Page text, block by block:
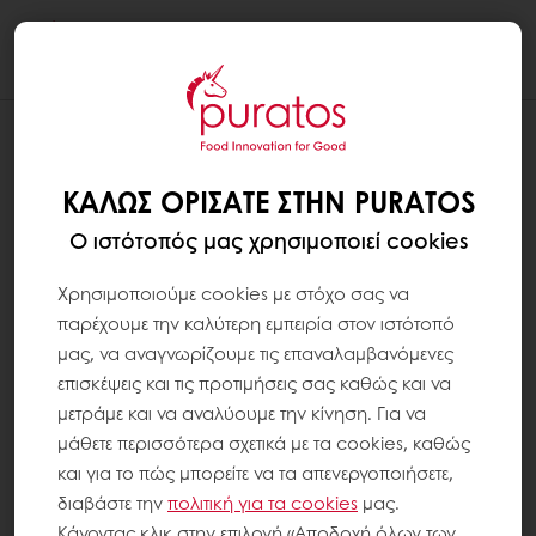
ΚΑΛΏΣ ΟΡΊΣΑΤΕ ΣΤΗΝ PURATOS
Ο ιστότοπός μας χρησιμοποιεί cookies
Χρησιμοποιούμε cookies με στόχο σας να
παρέχουμε την καλύτερη εμπειρία στον ιστότοπό
μας, να αναγνωρίζουμε τις επαναλαμβανόμενες
επισκέψεις και τις προτιμήσεις σας καθώς και να
μετράμε και να αναλύουμε την κίνηση. Για να
μάθετε περισσότερα σχετικά με τα cookies, καθώς
και για το πώς μπορείτε να τα απενεργοποιήσετε,
διαβάστε τηνπολιτική για τα cookies μας.